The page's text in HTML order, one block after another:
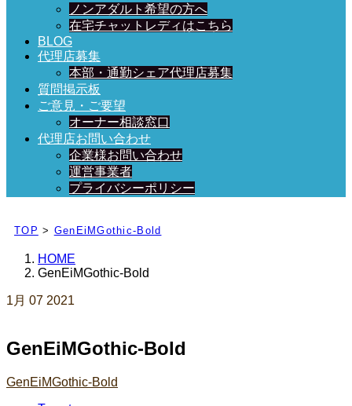
ノンアダルト希望の方へ
在宅チャットレディはこちら
BLOG
代理店募集
本部・通勤シェア代理店募集
質問掲示板
ご意見・ご要望
オーナー相談窓口
代理店お問い合わせ
企業様お問い合わせ
運営事業者
プライバシーポリシー
TOP > GenEiMGothic-Bold
HOME
GenEiMGothic-Bold
1月 07 2021
GenEiMGothic-Bold
GenEiMGothic-Bold